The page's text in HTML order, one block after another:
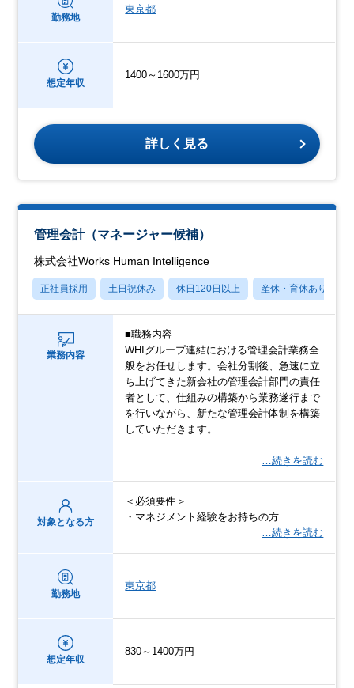
勤務地
東京都
想定年収
1400～1600万円
詳しく見る
管理会計（マネージャー候補）
株式会社Works Human Intelligence
正社員採用 土日祝休み 休日120日以上 産休・育休あり
業務内容
■職務内容
WHIグループ連結における管理会計業務全
般をお任せします。会社分割後、急速に立
ち上げてきた新会社の管理会計部門の責任
者として、仕組みの構築から業務遂行まで
を行いながら、新たな管理会計体制を構築
していただきます。
…続きを読む
対象となる方
＜必須要件＞
・マネジメント経験をお持ちの方
…続きを読む
勤務地
東京都
想定年収
830～1400万円